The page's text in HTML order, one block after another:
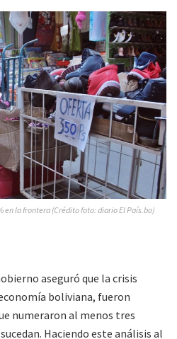
en la frontera (Crédito foto: diario El País.bo)
aseguró que la crisis
boliviana, fueron
numeraron al menos tres
Haciendo este análisis al